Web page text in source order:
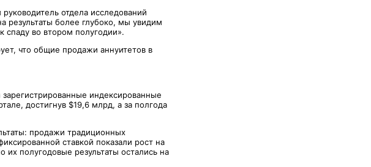
отдела исследований
результаты более глубоко, мы увидим
во втором полугодии».
что общие продажи аннуитетов в
индексированные
достигнув $19,6 млрд, а за полгода
продажи традиционных
ставкой показали рост на
их полугодовые результаты остались на